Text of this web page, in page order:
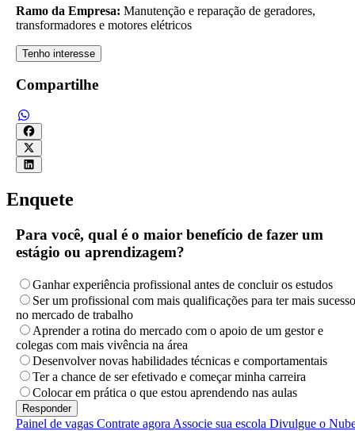
Ramo da Empresa: Manutenção e reparação de geradores,
transformadores e motores elétricos
Tenho interesse
Compartilhe
Enquete
Para você, qual é o maior benefício de fazer um
estágio ou aprendizagem?
Ganhar experiência profissional antes de concluir os estudos
Ser um profissional com mais qualificações para ter mais sucesso
no mercado de trabalho
Aprender a rotina do mercado com o apoio de um gestor e
colegas com mais vivência na área
Desenvolver novas habilidades técnicas e comportamentais
Ter a chance de ser efetivado e começar minha carreira
Colocar em prática o que estou aprendendo nas aulas
Painel de vagas Contrate agora Associe sua escola Divulgue o